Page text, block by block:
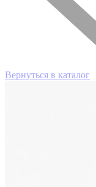
Вернуться в каталог